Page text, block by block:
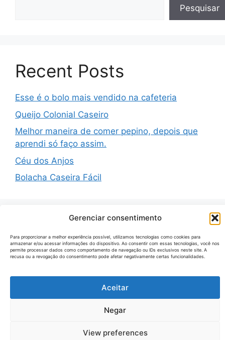
Gerenciar consentimento
Para proporcionar a melhor experiência possível, utilizamos tecnologias como cookies para
armazenar e/ou acessar informações do dispositivo. Ao consentir com essas tecnologias, você nos
permite processar dados como comportamento de navegação ou IDs exclusivos neste site. A
recusa ou a revogação do consentimento pode afetar negativamente certas funcionalidades.
Aceitar
Negar
View preferences
Pesquisar
Recent Posts
Esse é o bolo mais vendido na cafeteria
Queijo Colonial Caseiro
Melhor maneira de comer pepino, depois que
aprendi só faço assim.
Céu dos Anjos
Bolacha Caseira Fácil
Recent Comments
Nenhum comentário para mostrar.
© 2026 Receitas Tecno• Built with